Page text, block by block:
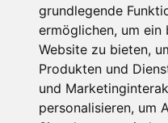
grundlegende
ermöglichen, um ein
Website zu bieten,
Produkten und
und
personalisieren, um
Diese Seite ist durch
gelten die Google
Nutzungsbedingungen.